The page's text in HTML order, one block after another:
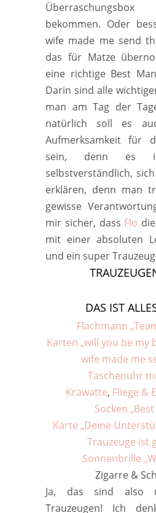
bekommen. Oder
wife made me send
das für Matze
eine richtige Best
Darin sind alle
man am Tag der
natürlich soll es
Aufmerksamkeit für
sein, denn es
selbstverständlich,
erklären, denn man
gewisse
mir sicher, dass Flo
mit einer absoluten
und ein super
DAS IST
Flachmann
Karten „will you be my
wife made me
Taschenuhr
Krawatte, Fliege &
Socken
Karte „Deine
Trauzeuge ist
Sonnenbrille
Zigarre &
Ja, das sind also
Trauzeugen! Ich